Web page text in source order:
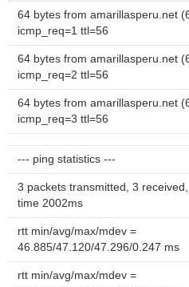
64 bytes from amarillasperu.net
icmp_req=1 ttl=56
64 bytes from amarillasperu.net
icmp_req=2 ttl=56
64 bytes from amarillasperu.net
icmp_req=3 ttl=56
--- ping statistics ---
3 packets transmitted, 3
time 2002ms
rtt min/avg/max/mdev =
46.885/47.120/47.296/0.247 ms
rtt min/avg/max/mdev =